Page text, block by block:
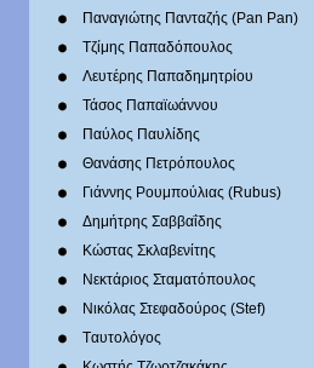
Παναγιώτης Πανταζής (Pan Pan)
Τζίμης Παπαδόπουλος
Λευτέρης Παπαδημητρίου
Τάσος Παπαϊωάννου
Παύλος Παυλίδης
Θανάσης Πετρόπουλος
Γιάννης Ρουμπούλιας (Rubus)
Δημήτρης Σαββαΐδης
Κώστας Σκλαβενίτης
Νεκτάριος Σταματόπουλος
Νικόλας Στεφαδούρος (Stef)
Tαυτολόγος